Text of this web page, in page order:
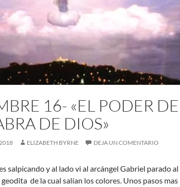
16- «EL PODER DE
DE DIOS»
ELIZABETH BYRNE DEJA UN COMENTARIO
salpicando y al lado vi al arcángel Gabriel parado al
de la cual salían los colores. Unos pasos mas